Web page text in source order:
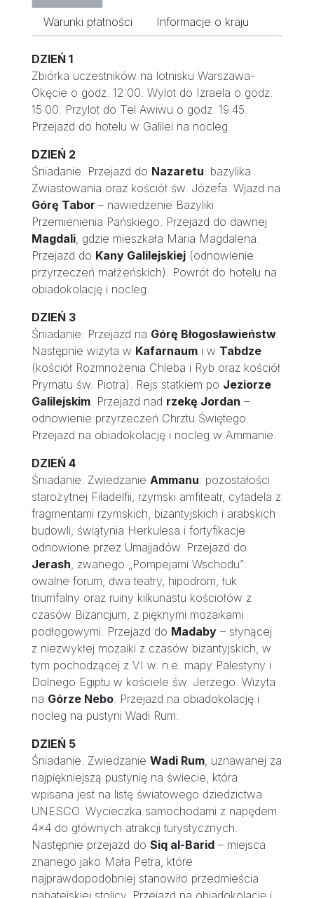
Warunki płatności
Informacje o kraju
DZIEŃ 1
Zbiórka uczestników na lotnisku Warszawa-
Okęcie o godz. 12:00. Wylot do Izraela o godz.
15:00. Przylot do Tel Awiwu o godz. 19:45.
Przejazd do hotelu w Galilei na nocleg.
DZIEŃ 2
Śniadanie. Przejazd do Nazaretu: bazylika
Zwiastowania oraz kościół św. Józefa. Wjazd na
Górę Tabor – nawiedzenie Bazyliki
Przemienienia Pańskiego. Przejazd do dawnej
Magdali, gdzie mieszkała Maria Magdalena.
Przejazd do Kany Galilejskiej(odnowienie
przyrzeczeń małżeńskich). Powrót do hotelu na
obiadokolację i nocleg.
DZIEŃ 3
Śniadanie. Przejazd na Górę Błogosławieństw.
Następnie wizyta w Kafarnaumi w Tabdze
(kościół Rozmnożenia Chleba i Ryb oraz kościół
Prymatu św. Piotra). Rejs statkiem po Jeziorze
Galilejskim. Przejazd nad rzekę Jordan –
odnowienie przyrzeczeń Chrztu Świętego.
Przejazd na obiadokolację i nocleg w Ammanie.
DZIEŃ 4
Śniadanie. Zwiedzanie Ammanu: pozostałości
starożytnej Filadelfii, rzymski amfiteatr, cytadela z
fragmentami rzymskich, bizantyjskich i arabskich
budowli, świątynia Herkulesa i fortyfikacje
odnowione przez Umajjadów. Przejazd do
Jerash, zwanego „Pompejami Wschodu”:
owalne forum, dwa teatry, hipodrom, łuk
triumfalny oraz ruiny kilkunastu kościołów z
czasów Bizancjum, z pięknymi mozaikami
podłogowymi. Przejazd do Madaby– słynącej
z niezwykłej mozaiki z czasów bizantyjskich, w
tym pochodzącej z VI w. n.e. mapy Palestyny i
Dolnego Egiptu w kościele św. Jerzego. Wizyta
na Górze Nebo. Przejazd na obiadokolację i
nocleg na pustyni Wadi Rum.
DZIEŃ 5
Śniadanie. Zwiedzanie Wadi Rum, uznawanej za
najpiękniejszą pustynię na świecie, która
wpisana jest na listę światowego dziedzictwa
UNESCO. Wycieczka samochodami z napędem
4×4 do głównych atrakcji turystycznych.
Następnie przejazd do Siq al-Barid– miejsca
znanego jako Mała Petra, które
najprawdopodobniej stanowiło przedmieścia
nabatejskiej stolicy. Przejazd na obiadokolację i